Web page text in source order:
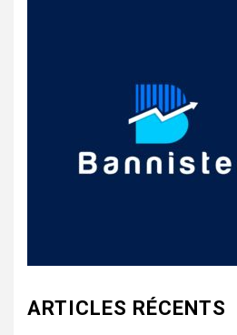
ARTICLES RÉCENTS